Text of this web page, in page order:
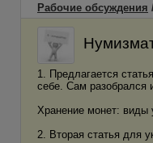
Рабочие обсуждения
1. Предлагается
себе. Сам разобрался
Хранение монет: виды
2. Вторая статья для